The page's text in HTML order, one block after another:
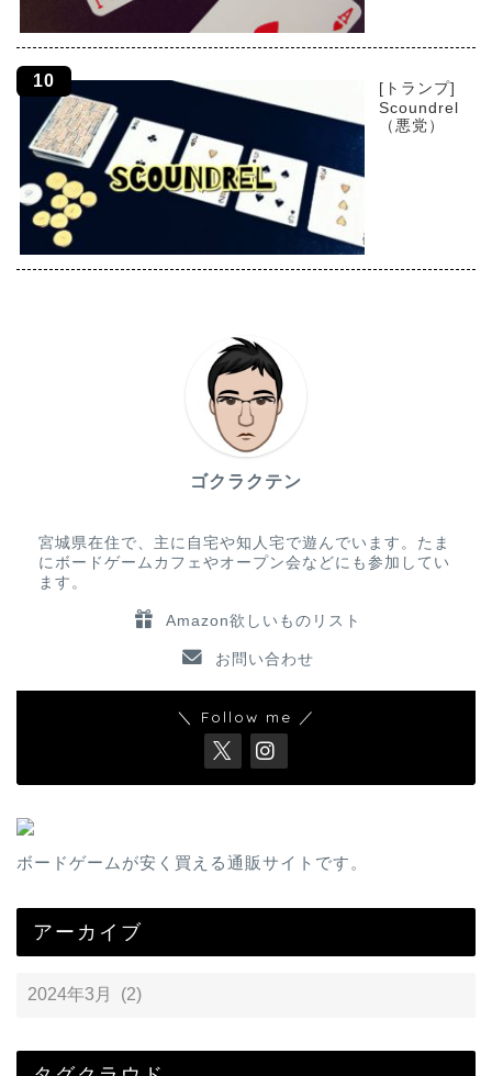
[トランプ]
Scoundrel
（悪党）
ゴクラクテン
宮城県在住で、主に自宅や知人宅で遊んでいます。たま
にボードゲームカフェやオープン会などにも参加してい
ます。
Amazon欲しいものリスト
お問い合わせ
＼ Follow me ／
ボードゲームが安く買える通販サイトです。
アーカイブ